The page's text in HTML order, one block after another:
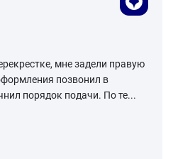
мне задели правую
позвонил в
порядок подачи. По те...